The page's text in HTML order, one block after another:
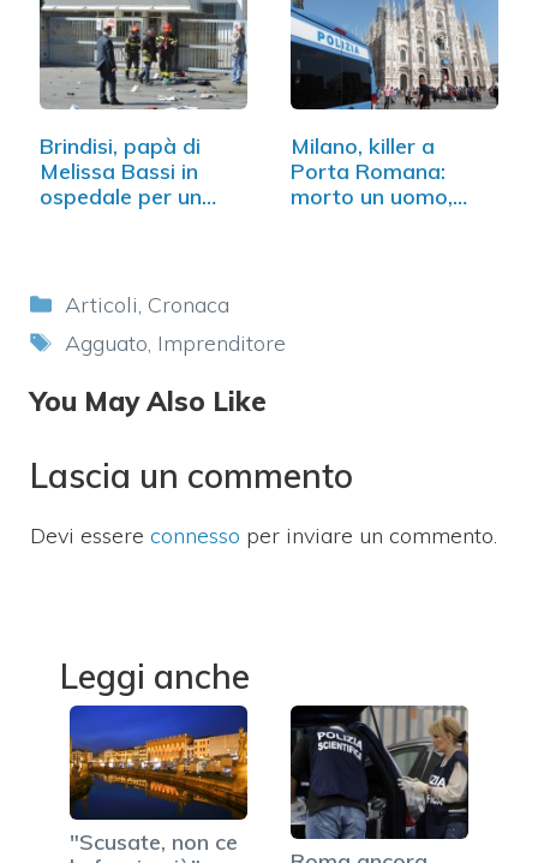
Brindisi, papà di
Melissa Bassi in
ospedale per un
Milano, killer a
Porta Romana:
morto un uomo,
Categorie
Articoli, Cronaca
Tag
Agguato, Imprenditore
You May Also Like
Lascia un commento
Devi essere connesso per inviare un commento.
Leggi anche
"Scusate, non ce